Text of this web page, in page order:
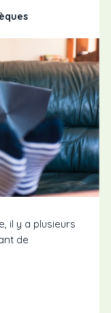
il y a plusieurs
de